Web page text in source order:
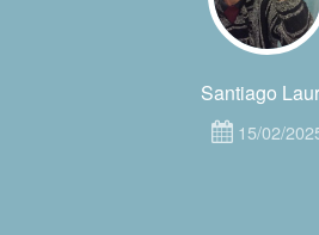
Santiago
15/02/